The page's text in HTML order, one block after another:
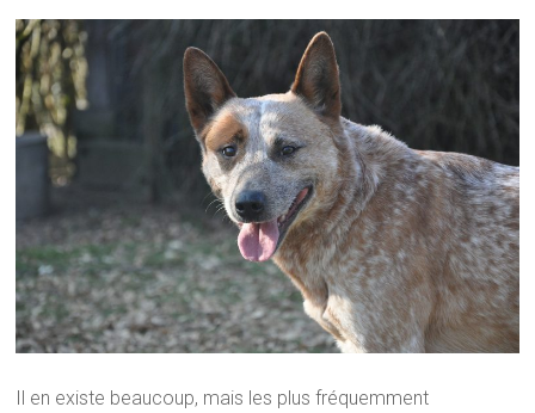
Il en existe beaucoup, mais les plus fréquemment